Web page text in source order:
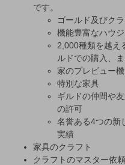
です。
ゴールド及びク
機能豊富なハウ
2,000種類を越え
ルドでの購入、
家のプレビュー
特別な家具
ギルドの仲間や
の許可
名誉ある4つの新
実績
家具のクラフト
クラフトのマスター依頼